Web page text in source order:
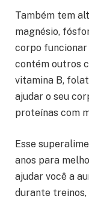
Também tem
magnésio,
corpo
contém outros
vitamina B,
ajudar o seu
proteínas com
Esse
anos para
ajudar você a
durante